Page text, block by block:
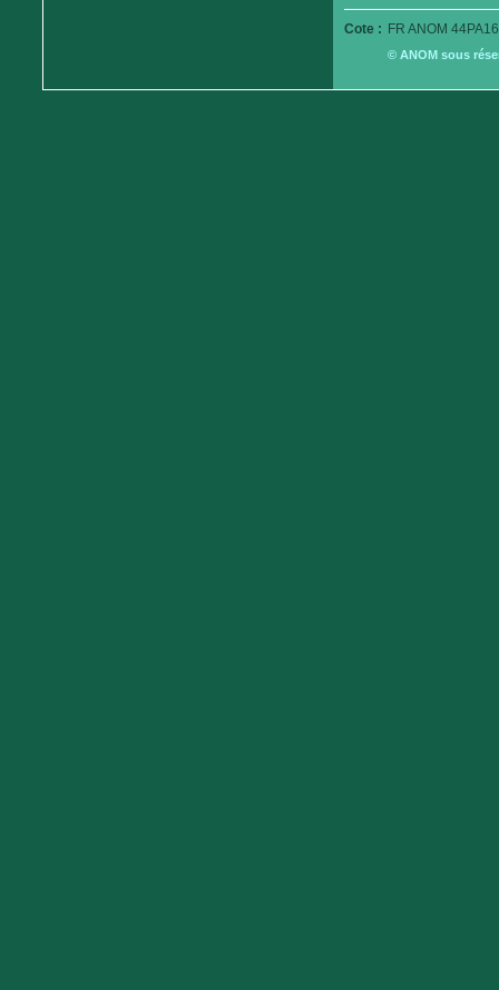
Cote : FR ANOM
© ANOM sous